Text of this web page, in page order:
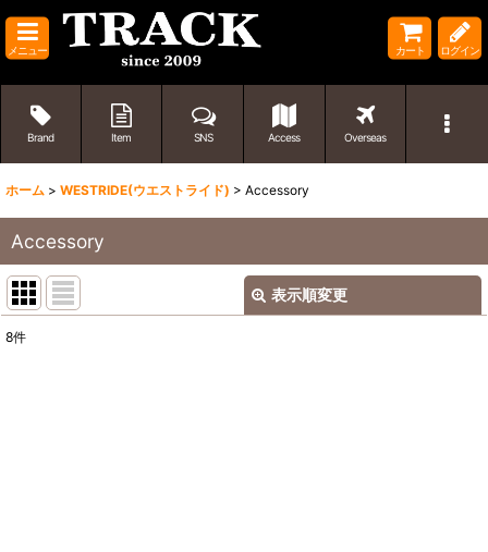
メニュー カート ログイン
Brand Item SNS Access Overseas
ホーム > WESTRIDE(ウエストライド) > Accessory
Accessory
表示順変更
8件